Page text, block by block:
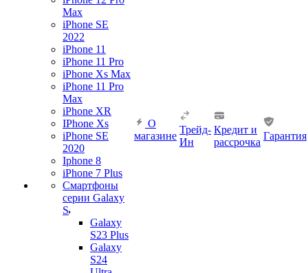
Max
iPhone SE
2022
iPhone 11
iPhone 11 Pro
iPhone Xs Max
iPhone 11 Pro
Max
iPhone XR
IPhone Xs
iPhone SE
2020
Iphone 8
iPhone 7 Plus
Смартфоны
серии Galaxy
S
Galaxy
S23 Plus
Galaxy
S24
О
магазине
Трейд-
Ин
Кредит и
рассрочка
Гарантия